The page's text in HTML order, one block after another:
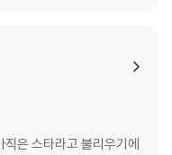
어려우므로 신중한 구매 선
회송된 상품의 상태 확인 후
하지 않도록 완충 포장을 부
은 스타라고 불리우기에